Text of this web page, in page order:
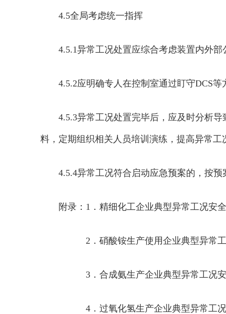
4.5全局考虑统一指挥
4.5.1异常工况处置应综合考虑装置内外
4.5.2应明确专人在控制室通过盯守DCS
4.5.3异常工况处置完毕后，应及时分析
料，定期组织相关人员培训演练，提高异常工
4.5.4异常工况符合启动应急预案的，按
附录：1．精细化工企业典型异常工况安
2．硝酸铵生产使用企业典型异常工
3．合成氨生产企业典型异常工况安
4．过氧化氢生产企业典型异常工况